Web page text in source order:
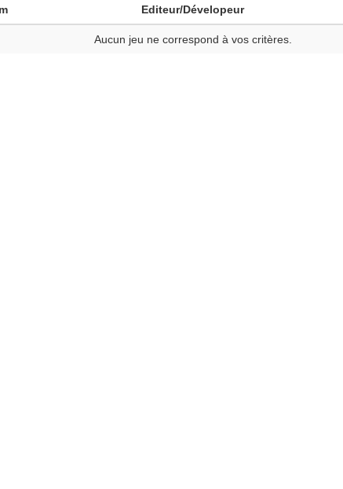
Editeur/Dévelopeur
Aucun jeu ne correspond à vos critères.